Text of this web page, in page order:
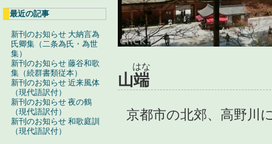
最近の記事
新刊のお知らせ 大納言為
氏卿集（二条為氏・為世
集）
新刊のお知らせ 藤谷和歌
集（続群書類従本）
新刊のお知らせ 近来風体
（現代語訳付）
新刊のお知らせ 夜の鶴
（現代語訳付）
新刊のお知らせ 和歌庭訓
（現代語訳付）
山端
はな
京都市の北郊、高野川